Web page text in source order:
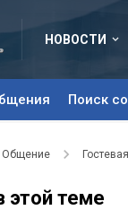
НОВОСТИ
Поиск
Общение Гостевая
этой теме